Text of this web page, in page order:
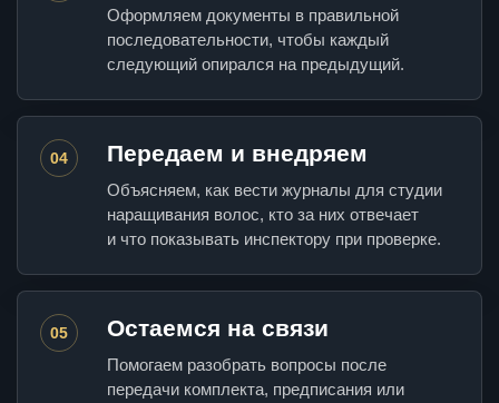
Оформляем документы в правильной
последовательности, чтобы каждый
следующий опирался на предыдущий.
04 Передаем и внедряем
Объясняем, как вести журналы для студии
наращивания волос, кто за них отвечает
и что показывать инспектору при проверке.
05 Остаемся на связи
Помогаем разобрать вопросы после
передачи комплекта, предписания или